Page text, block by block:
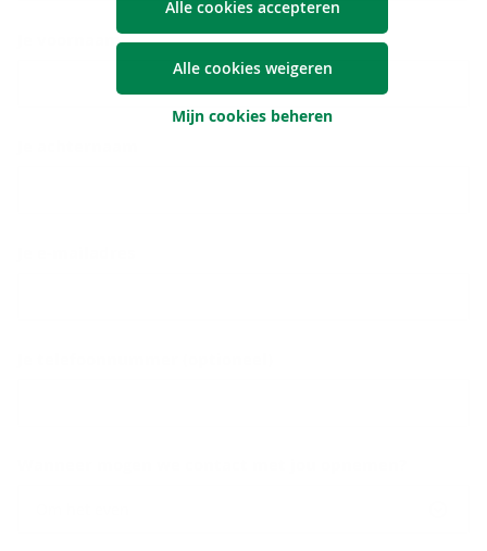
Alle cookies accepteren
Alle cookies weigeren
Mijn cookies beheren
Je voornaam